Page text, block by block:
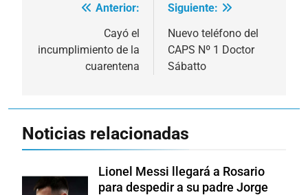
Navegación
entradas
Anterior:
Cayó el
incumplimiento de la
cuarentena
Siguiente:
Nuevo teléfono del
CAPS Nº 1 Doctor
Sábatto
Noticias relacionadas
Lionel Messi llegará a Rosario
para despedir a su padre Jorge